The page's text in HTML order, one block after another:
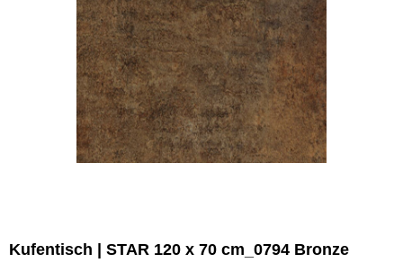
Kufentisch | STAR 120 x 70 cm_0794 Bronze